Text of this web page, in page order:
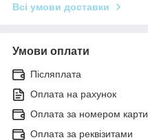
Всі умови доставки
Умови оплати
Післяплата
Оплата на рахунок
Оплата за номером карти
Оплата за реквізитами